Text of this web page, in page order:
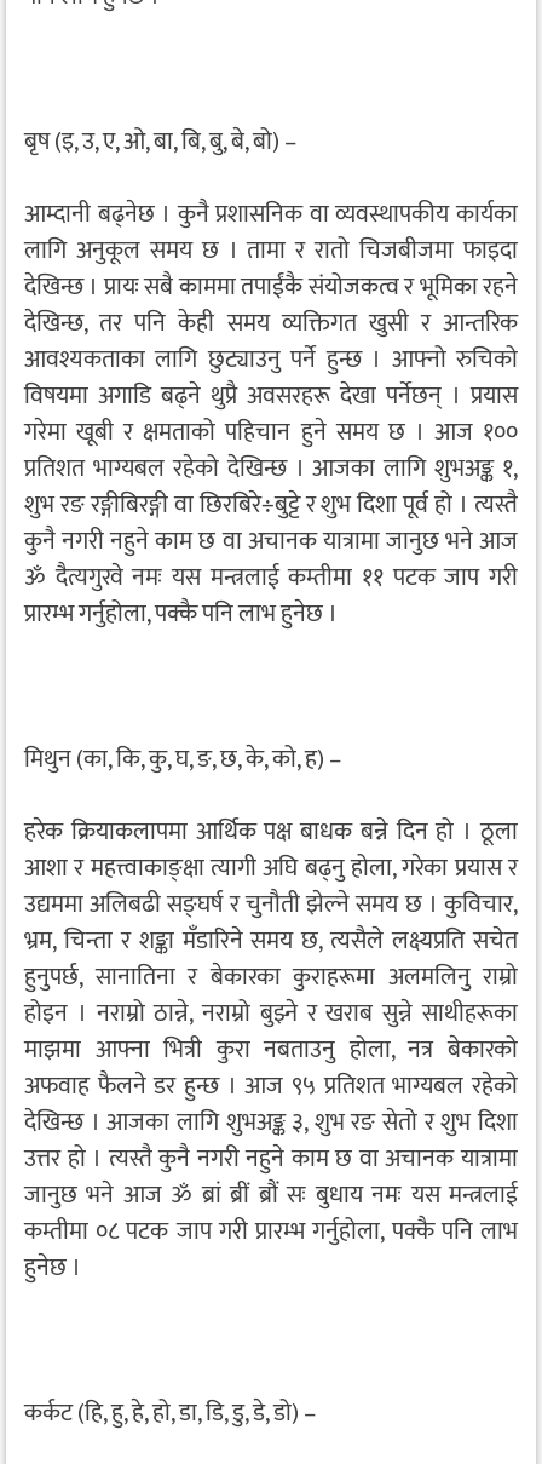
बृष (इ, उ, ए, ओ, बा, बि, बु, बे, बो) –
आम्दानी बढ्नेछ । कुनै प्रशासनिक वा व्यवस्थापकीय कार्यका
लागि अनुकूल समय छ । तामा र रातो चिजबीजमा फाइदा
देखिन्छ । प्रायः सबै काममा तपाईंकै संयोजकत्व र भूमिका रहने
देखिन्छ, तर पनि केही समय व्यक्तिगत खुसी र आन्तरिक
आवश्यकताका लागि छुट्याउनु पर्ने हुन्छ । आफ्नो रुचिको
विषयमा अगाडि बढ्ने थुप्रै अवसरहरू देखा पर्नेछन् । प्रयास
गरेमा खूबी र क्षमताको पहिचान हुने समय छ । आज १००
प्रतिशत भाग्यबल रहेको देखिन्छ । आजका लागि शुभअङ्क १,
शुभ रङ रङ्गीबिरङ्गी वा छिरबिरे÷बुट्टे र शुभ दिशा पूर्व हो । त्यस्तै
कुनै नगरी नहुने काम छ वा अचानक यात्रामा जानुछ भने आज
ॐ दैत्यगुरवे नमः यस मन्त्रलाई कम्तीमा ११ पटक जाप गरी
प्रारम्भ गर्नुहोला, पक्कै पनि लाभ हुनेछ ।
मिथुन (का, कि, कु, घ, ङ, छ, के, को, ह) –
हरेक क्रियाकलापमा आर्थिक पक्ष बाधक बन्ने दिन हो । ठूला
आशा र महत्त्वाकाङ्क्षा त्यागी अघि बढ्नु होला, गरेका प्रयास र
उद्यममा अलिबढी सङ्घर्ष र चुनौती झेल्ने समय छ । कुविचार,
भ्रम, चिन्ता र शङ्का मँडारिने समय छ, त्यसैले लक्ष्यप्रति सचेत
हुनुपर्छ, सानातिना र बेकारका कुराहरूमा अलमलिनु राम्रो
होइन । नराम्रो ठान्ने, नराम्रो बुझ्ने र खराब सुन्ने साथीहरूका
माझमा आफ्ना भित्री कुरा नबताउनु होला, नत्र बेकारको
अफवाह फैलने डर हुन्छ । आज ९५ प्रतिशत भाग्यबल रहेको
देखिन्छ । आजका लागि शुभअङ्क ३, शुभ रङ सेतो र शुभ दिशा
उत्तर हो । त्यस्तै कुनै नगरी नहुने काम छ वा अचानक यात्रामा
जानुछ भने आज ॐ ब्रां ब्रीं ब्रौं सः बुधाय नमः यस मन्त्रलाई
कम्तीमा ०८ पटक जाप गरी प्रारम्भ गर्नुहोला, पक्कै पनि लाभ
हुनेछ ।
कर्कट (हि, हु, हे, हो, डा, डि, डु, डे, डो) –